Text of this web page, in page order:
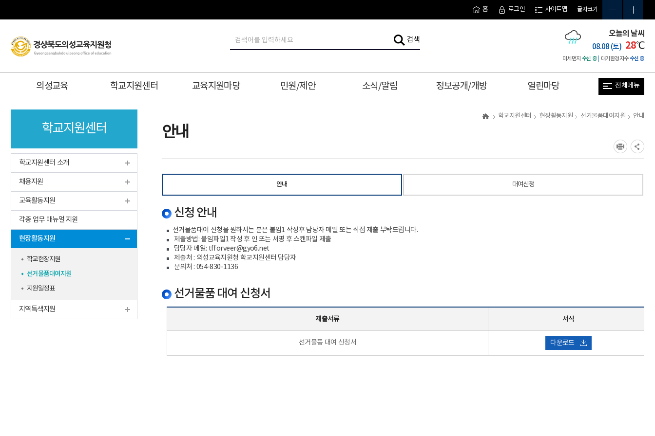
글자크기
홈 로그인 사이트맵
오늘의 날씨
08.08 (토) 28℃
미세먼지 수신 중 대기환경지수 수신 중
검
색
입
력
검색
뉴
사
트
전체메뉴
의성교육 학교지원센터 교육지원마당 민원/제안 소식/알림 정보공개/개방 열린마당
학교지원센터
학교지원센터 소개
채용지원
교육활동지원
각종 업무 매뉴얼 지원
현장활동지원
학교현장지원
선거물품대여지원
지원일정표
지역특색지원
학교지원센터 현장활동지원 선거물품대여지원 안내
안내
안내 대여신청
신청 안내
선거물품대여 신청을 원하시는 분은 붙임1 작성후 담당자 메일 또는 직접 제출 부탁드립니다.
제출방법: 붙임파일1 작성 후 인 또는 서명 후 스캔파일 제출
담당자 메일: tfforveer@gyo6.net
제출처 : 의성교육지원청 학교지원센터 담당자
문의처 : 054-830-1136
선거물품 대여 신청서
제출서류 서식
선거물품 대여 신청서 다운로드